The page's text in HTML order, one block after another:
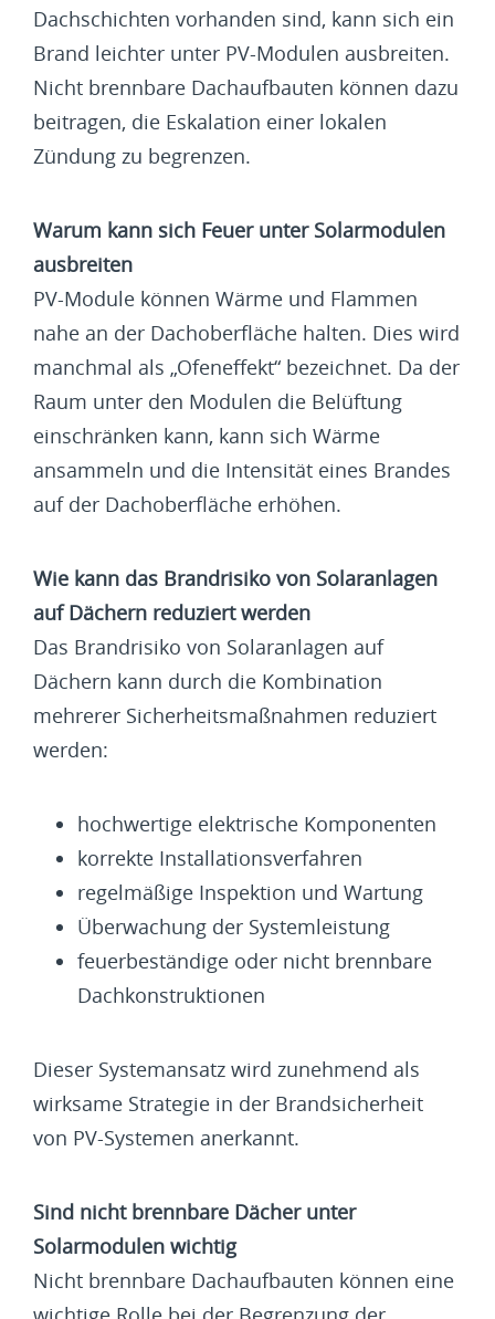
Dachschichten vorhanden sind, kann sich ein
Brand leichter unter PV-Modulen ausbreiten.
Nicht brennbare Dachaufbauten können dazu
beitragen, die Eskalation einer lokalen
Zündung zu begrenzen.
Warum kann sich Feuer unter Solarmodulen
ausbreiten
PV-Module können Wärme und Flammen
nahe an der Dachoberfläche halten. Dies wird
manchmal als „Ofeneffekt“ bezeichnet. Da der
Raum unter den Modulen die Belüftung
einschränken kann, kann sich Wärme
ansammeln und die Intensität eines Brandes
auf der Dachoberfläche erhöhen.
Wie kann das Brandrisiko von Solaranlagen
auf Dächern reduziert werden
Das Brandrisiko von Solaranlagen auf
Dächern kann durch die Kombination
mehrerer Sicherheitsmaßnahmen reduziert
werden:
hochwertige elektrische Komponenten
korrekte Installationsverfahren
regelmäßige Inspektion und Wartung
Überwachung der Systemleistung
feuerbeständige oder nicht brennbare
Dachkonstruktionen
Dieser Systemansatz wird zunehmend als
wirksame Strategie in der Brandsicherheit
von PV-Systemen anerkannt.
Sind nicht brennbare Dächer unter
Solarmodulen wichtig
Nicht brennbare Dachaufbauten können eine